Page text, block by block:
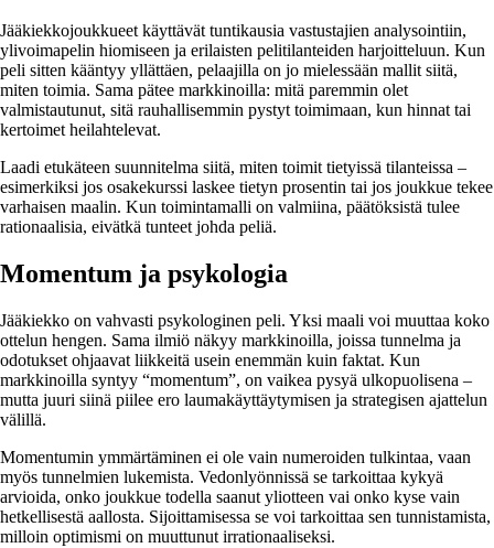
Jääkiekkojoukkueet käyttävät tuntikausia vastustajien analysointiin,
ylivoimapelin hiomiseen ja erilaisten pelitilanteiden harjoitteluun. Kun
peli sitten kääntyy yllättäen, pelaajilla on jo mielessään mallit siitä,
miten toimia. Sama pätee markkinoilla: mitä paremmin olet
valmistautunut, sitä rauhallisemmin pystyt toimimaan, kun hinnat tai
kertoimet heilahtelevat.
Laadi etukäteen suunnitelma siitä, miten toimit tietyissä tilanteissa –
esimerkiksi jos osakekurssi laskee tietyn prosentin tai jos joukkue tekee
varhaisen maalin. Kun toimintamalli on valmiina, päätöksistä tulee
rationaalisia, eivätkä tunteet johda peliä.
Momentum ja psykologia
Jääkiekko on vahvasti psykologinen peli. Yksi maali voi muuttaa koko
ottelun hengen. Sama ilmiö näkyy markkinoilla, joissa tunnelma ja
odotukset ohjaavat liikkeitä usein enemmän kuin faktat. Kun
markkinoilla syntyy “momentum”, on vaikea pysyä ulkopuolisena –
mutta juuri siinä piilee ero laumakäyttäytymisen ja strategisen ajattelun
välillä.
Momentumin ymmärtäminen ei ole vain numeroiden tulkintaa, vaan
myös tunnelmien lukemista. Vedonlyönnissä se tarkoittaa kykyä
arvioida, onko joukkue todella saanut yliotteen vai onko kyse vain
hetkellisestä aallosta. Sijoittamisessa se voi tarkoittaa sen tunnistamista,
milloin optimismi on muuttunut irrationaaliseksi.